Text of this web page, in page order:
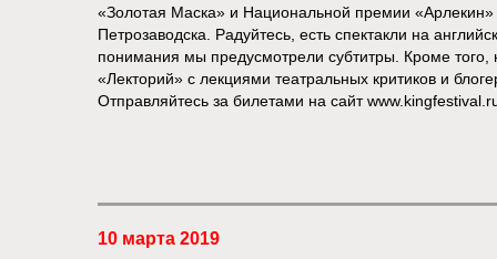
«Золотая Маска» и Национальной премии
Петрозаводска. Радуйтесь, есть спектакли на
понимания мы предусмотрели субтитры. Кроме того,
«Лекторий» с лекциями театральных критиков и
Отправляйтесь за билетами на сайт
10 марта 2019